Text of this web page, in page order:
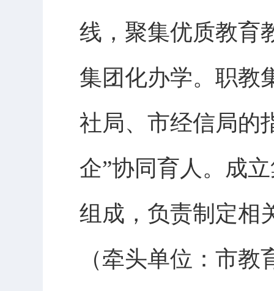
线，聚集优质教育
集团化办学。职教
社局、市经信局的
企”协同育人。成
组成，负责制定相
（牵头单位：市